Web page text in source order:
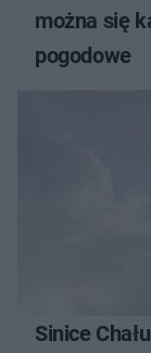
można się
pogodowe
Sinice